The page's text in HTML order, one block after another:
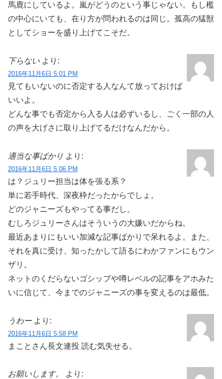
馬鹿にしているよ。嵐がどうのという事じゃない。もし檻
の中心にいても、在り方が問われるのは同じ。孤高の猛獣
としてショーを盛り上げてこそだ。
下らない より:
2016年11月6日 5:01 PM
見てもいないのに否定する人なんて放っておけば
いいよ。
どんな事でも否定から入る人は必ずいるし、ごく一部の人
の声を大げさに取り上げてるだけなんだから。
適当な事ばかり より:
2016年11月6日 5:06 PM
は？ジュリー担当は体を張る系？
単に若手時代、深夜枠だったからでしょ。
どのジャニーズもやってる事だし。
むしろジュリーさんはそういうの大嫌いだからね。
最近あまりにもいい加減な記事ばかりで呆れるよ。また、
それを真に受け、知ったかして語るにわかファンにもウン
ザリ。
ネットのくだらないゴシップや噂レベルの記事をアホみた
いに信じて、今までのジャニーズの事を変えるのは最低。
うわー より:
2016年11月6日 5:58 PM
まことさん長文連投 読む気失せる。
お願いします。 より: